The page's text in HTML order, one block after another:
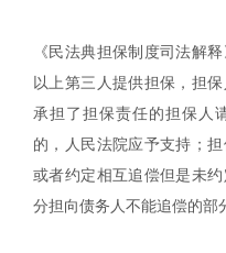
《民法典担保制度司法解
以上第三人提供担保，担
承担了担保责任的担保人
的，人民法院应予支持；
或者约定相互追偿但是未
分担向债务人不能追偿的部